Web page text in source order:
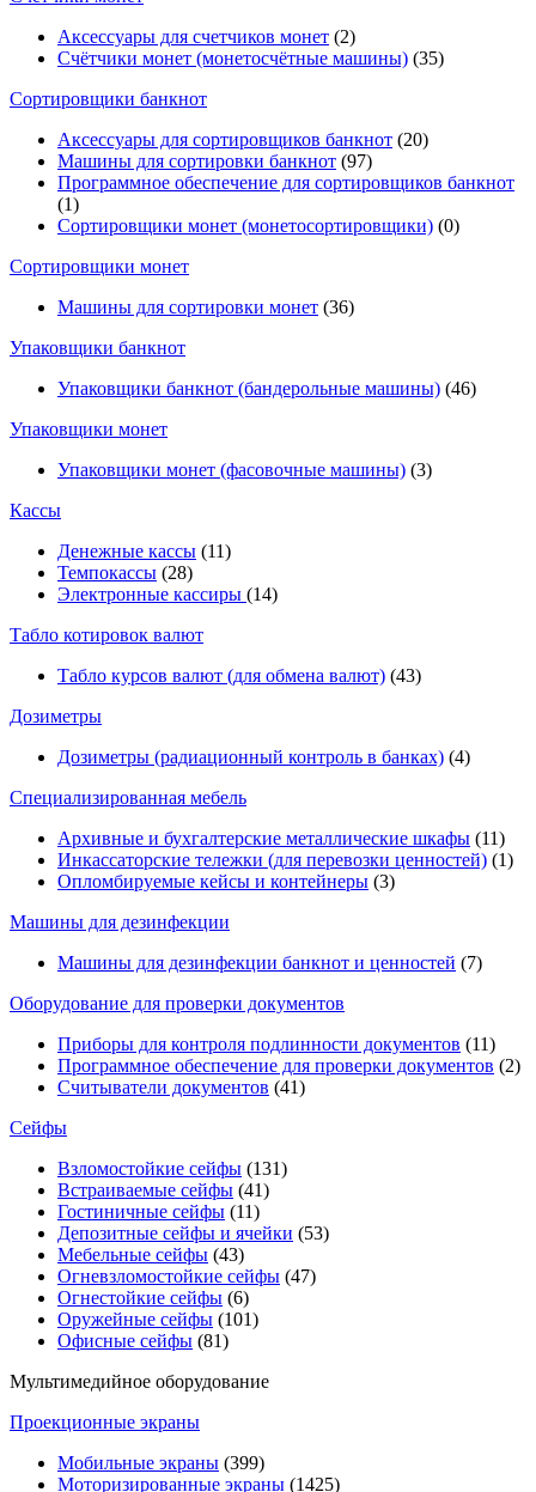
Аксессуары для счетчиков монет (2)
Счётчики монет (монетосчётные машины) (35)
Cортировщики банкнот
Аксессуары для сортировщиков банкнот (20)
Машины для сортировки банкнот (97)
Программное обеспечение для сортировщиков банкнот
(1)
Сортировщики монет (монетосортировщики) (0)
Сортировщики монет
Машины для сортировки монет (36)
Упаковщики банкнот
Упаковщики банкнот (бандерольные машины) (46)
Упаковщики монет
Упаковщики монет (фасовочные машины) (3)
Кассы
Денежные кассы (11)
Темпокассы (28)
Электронные кассиры (14)
Табло котировок валют
Табло курсов валют (для обмена валют) (43)
Дозиметры
Дозиметры (радиационный контроль в банках) (4)
Специализированная мебель
Архивные и бухгалтерские металлические шкафы (11)
Инкассаторские тележки (для перевозки ценностей) (1)
Опломбируемые кейсы и контейнеры (3)
Машины для дезинфекции
Машины для дезинфекции банкнот и ценностей (7)
Оборудование для проверки документов
Приборы для контроля подлинности документов (11)
Программное обеспечение для проверки документов (2)
Считыватели документов (41)
Сейфы
Взломостойкие сейфы (131)
Встраиваемые сейфы (41)
Гостиничные сейфы (11)
Депозитные сейфы и ячейки (53)
Мебельные сейфы (43)
Огневзломостойкие сейфы (47)
Огнестойкие сейфы (6)
Оружейные сейфы (101)
Офисные сейфы (81)
Мультимедийное оборудование
Проекционные экраны
Мобильные экраны (399)
Моторизированные экраны (1425)